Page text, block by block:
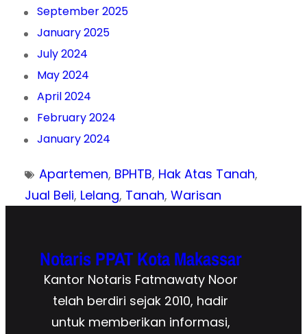
September 2025
January 2025
July 2024
May 2024
April 2024
February 2024
January 2024
Apartemen, BPHTB, Hak Atas Tanah
Jual Beli, Lelang, Tanah, Warisan
Notaris PPAT Kota Makassar
Kantor Notaris Fatmawaty Noor
telah berdiri sejak 2010, hadir
untuk memberikan informasi,